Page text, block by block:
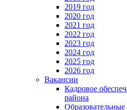
2019 год
2020 год
2021 год
2022 год
2023 год
2024 год
2025 год
2026 год
Вакансии
Кадровое
района